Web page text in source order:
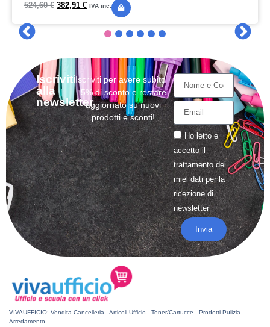
524,60€ 382,91 € IVA inc.
Iscriviti
alla
newsletter
Iscriviti per avere subito il
5% di sconto e restare
aggiornato su nuovi
prodotti e sconti!
Ho letto e
accetto il
trattamentodei
miei dati per la
ricezione di
newsletter
Invia
VIVAUFFICIO: Vendita Cancelleria - Articoli Ufficio - Toner/Cartucce - Prodotti Pulizia -
Arredamento